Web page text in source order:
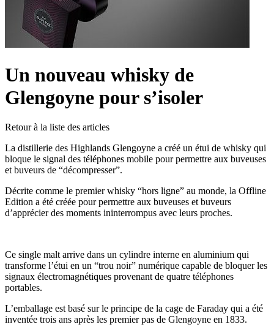
Un nouveau whisky de
Glengoyne pour s’isoler
Retour à la liste des articles
La distillerie des Highlands Glengoyne a créé un étui de whisky qui
bloque le signal des téléphones mobile pour permettre aux buveuses
et buveurs de “décompresser”.
Décrite comme le premier whisky “hors ligne” au monde, la Offline
Edition a été créée pour permettre aux buveuses et buveurs
d’apprécier des moments ininterrompus avec leurs proches.
Ce single malt arrive dans un cylindre interne en aluminium qui
transforme l’étui en un “trou noir” numérique capable de bloquer les
signaux électromagnétiques provenant de quatre téléphones
portables.
L’emballage est basé sur le principe de la cage de Faraday qui a été
inventée trois ans après les premier pas de Glengoyne en 1833.